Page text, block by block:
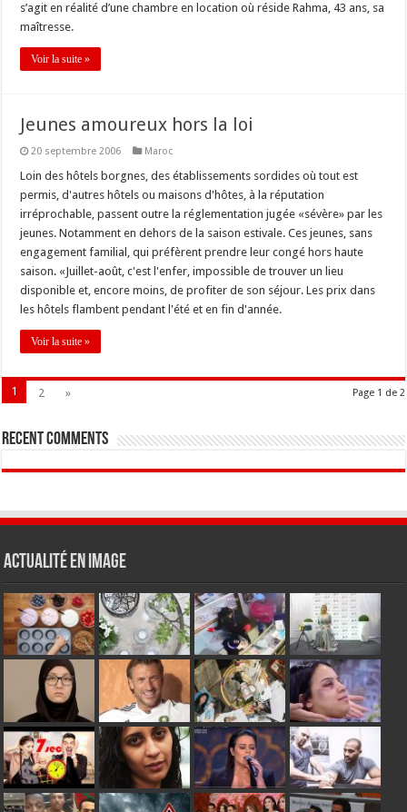
s’agit en réalité d’une chambre en location où réside Rahma, 43 ans, sa
maîtresse.
Voir la suite »
Jeunes amoureux hors la loi
20 septembre 2006 Maroc
Loin des hôtels borgnes, des établissements sordides où tout est
permis, d'autres hôtels ou maisons d'hôtes, à la réputation
irréprochable, passent outre la réglementation jugée «sévère» par les
jeunes. Notamment en dehors de la saison estivale. Ces jeunes, sans
engagement familial, qui préfèrent prendre leur congé hors haute
saison. «Juillet-août, c'est l'enfer, impossible de trouver un lieu
disponible et, encore moins, de profiter de son séjour. Les prix dans
les hôtels flambent pendant l'été et en fin d'année.
Voir la suite »
Page 1 de 2
1 2 »
Recent Comments
Actualité en Image